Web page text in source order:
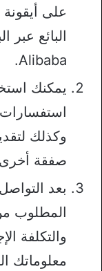
البائع عبر
Alibaba.
يمكنك
استفسارات
وكذلك
صفقة أخرى
بعد
المطلوب
والتكلفة
معلوماتك